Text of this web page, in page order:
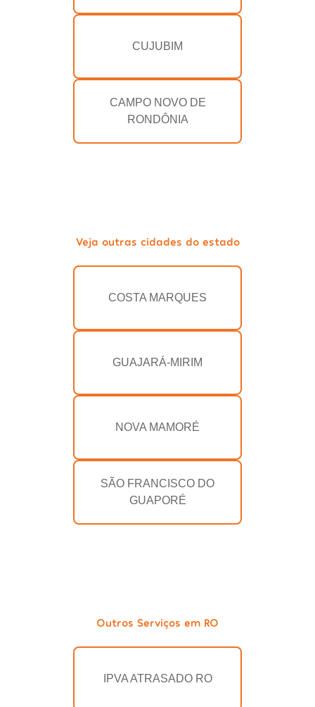
CUJUBIM
CAMPO NOVO DE
RONDÔNIA
Veja outras cidades do estado
COSTA MARQUES
GUAJARÁ-MIRIM
NOVA MAMORÉ
SÃO FRANCISCO DO
GUAPORÉ
Outros Serviços em RO
IPVA ATRASADO RO